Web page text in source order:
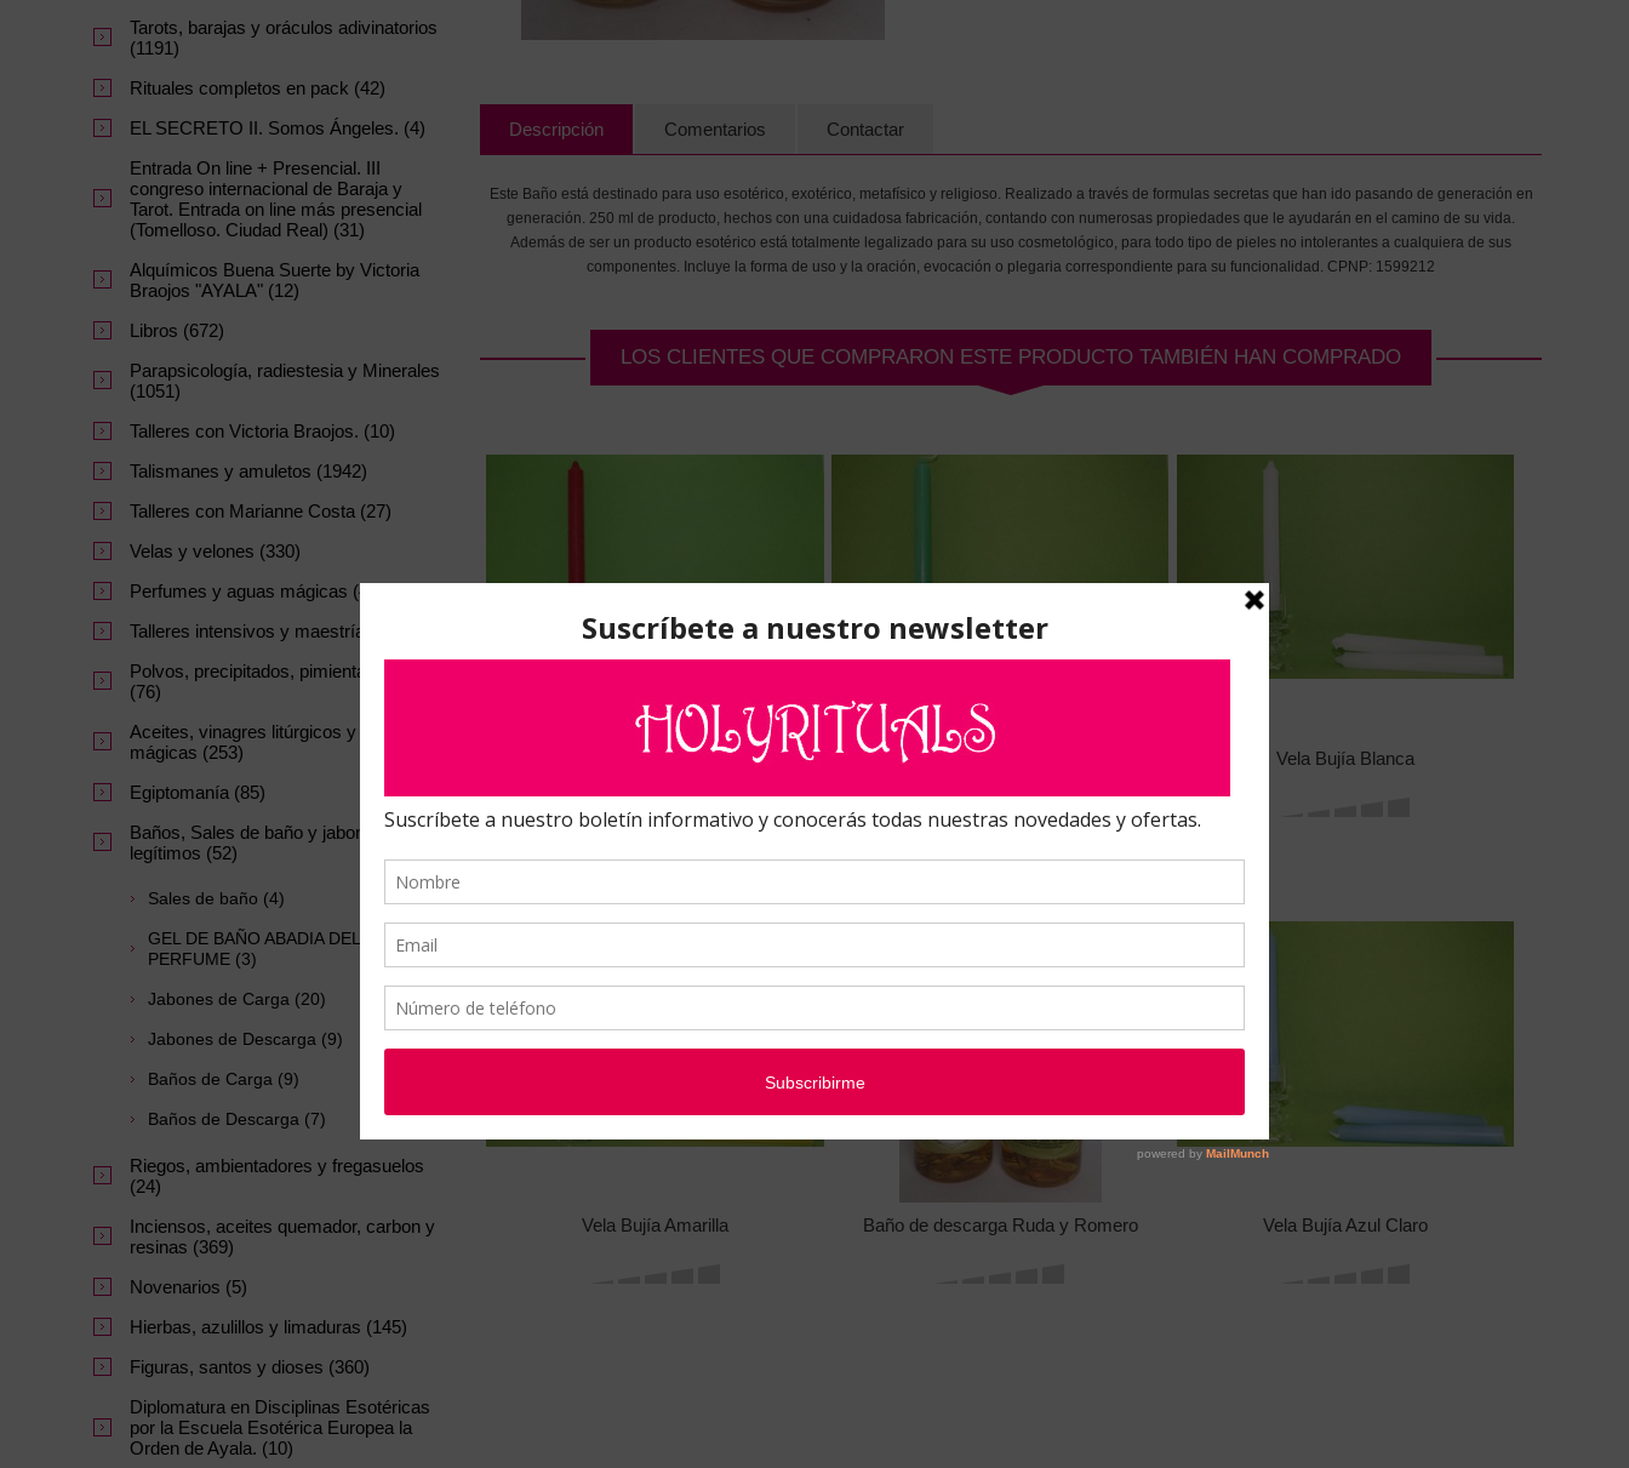
Descripción Comentarios Contactar
Este Baño está destinado para uso esotérico, exotérico, metafísico y religioso. Realizado a través de formulas secretas que han ido pasando de generación en
generación. 250 ml de producto, hechos con una cuidadosa fabricación, contando con numerosas propiedades que le ayudarán en el camino de su vida.
Además de ser un producto esotérico está totalmente legalizado para su uso cosmetológico, para todo tipo de pieles no intolerantes a cualquiera de sus
componentes. Incluye la forma de uso y la oración, evocación o plegaria correspondiente para su funcionalidad. CPNP: 1599212
LOS CLIENTES QUE COMPRARON ESTE PRODUCTO TAMBIÉN HAN COMPRADO
Vela Bujía Roja Vela Bujía Verde Claro Vela Bujía Blanca
Vela Bujía Amarilla Baño de descarga Ruda y Romero Vela Bujía Azul Claro
Tarots, barajas y oráculos adivinatorios
(1191)
Rituales completos en pack (42)
EL SECRETO II. Somos Ángeles. (4)
Entrada On line + Presencial. III
congreso internacional de Baraja y
Tarot. Entrada on line más presencial
(Tomelloso. Ciudad Real) (31)
Alquímicos Buena Suerte by Victoria
Braojos "AYALA" (12)
Libros (672)
Parapsicología, radiestesia y Minerales
(1051)
Talleres con Victoria Braojos. (10)
Talismanes y amuletos (1942)
Talleres con Marianne Costa (27)
Velas y velones (330)
Perfumes y aguas mágicas (47)
Talleres intensivos y maestrías. (64)
Polvos, precipitados, pimientas y sales
(76)
Aceites, vinagres litúrgicos y tintas
mágicas (253)
Egiptomanía (85)
Baños, Sales de baño y jabones
legítimos (52)
Sales de baño (4)
GEL DE BAÑO ABADIA DEL
PERFUME (3)
Jabones de Carga (20)
Jabones de Descarga (9)
Baños de Carga (9)
Baños de Descarga (7)
Riegos, ambientadores y fregasuelos
(24)
Inciensos, aceites quemador, carbon y
resinas (369)
Novenarios (5)
Hierbas, azulillos y limaduras (145)
Figuras, santos y dioses (360)
Diplomatura en Disciplinas Esotéricas
por la Escuela Esotérica Europea la
Orden de Ayala. (10)